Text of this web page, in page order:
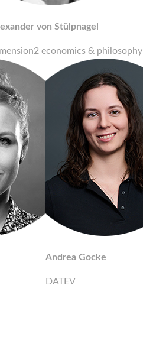
von Stülpnagel
economics &
Andrea Gocke
DATEV